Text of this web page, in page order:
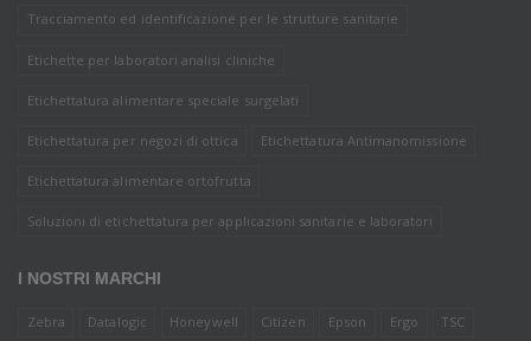
Tracciamento ed identificazione per le strutture sanitarie
Etichette per laboratori analisi cliniche
Etichettatura alimentare speciale surgelati
Etichettatura per negozi di ottica Etichettatura Antimanomissione
Etichettatura alimentare ortofrutta
Soluzioni di etichettatura per applicazioni sanitarie e laboratori
I NOSTRI MARCHI
Zebra Datalogic Honeywell Citizen Epson Ergo TSC